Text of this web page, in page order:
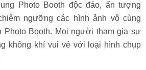
Photo Booth độc đáo, ấn tượng
ngưỡng các hình ảnh vô cùng
Photo Booth. Mọi người tham gia sự
không khí vui vẻ với loại hình chụp